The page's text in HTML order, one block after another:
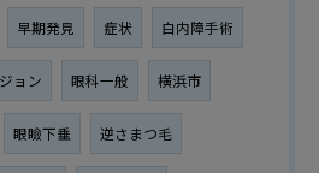
早期発見 症状 白内障手術
ョン 眼科一般 横浜市
眼瞼下垂 逆さまつ毛